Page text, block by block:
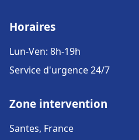
Horaires
Lun-Ven: 8h-19h
Service d'urgence 24/7
Zone intervention
Santes, France